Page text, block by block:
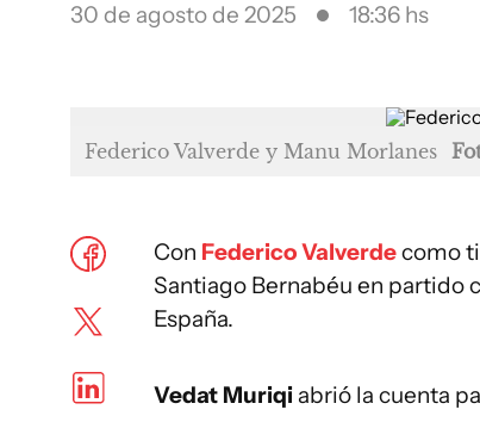
30 de agosto de 2025 18:36 hs
Federico Valverde y Manu Morlanes
Con Federico Valverdecomo
Santiago Bernabéu en partido
España.
Vedat Muriqi abrió la cuenta